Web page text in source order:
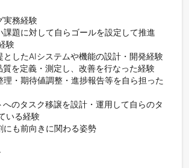
実務経験
課題に対して自らゴールを設定して推進
験
としたAIシステムや機能の設計・開発経験
を定義・測定し、改善を行なった経験
理・期待値調整・進捗報告等を自ら担った
のタスク移譲を設計・運用して自らのタ
いる経験
にも前向きに関わる姿勢